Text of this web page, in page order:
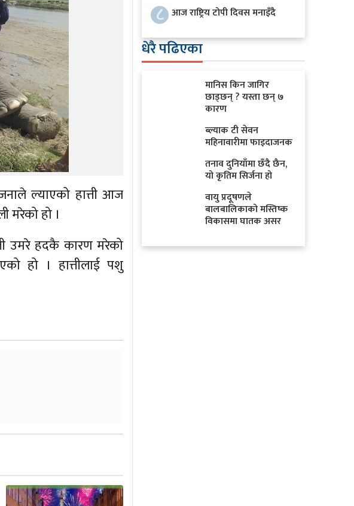
ल्याएको हात्ती आज
मरेको हो ।
उमरे हदकै कारण मरेको
हो । हात्तीलाई पशु
८ आज राष्ट्रिय टोपी दिवस मनाइँदै
धेरै पढिएका
मानिस किन जागिर
छाड्छन् ? यस्ता छन् ७
कारण
ब्ल्याक टी सेवन
महिनावारीमा फाइदाजनक
तनाव दुनियाँमा छँदै छैन,
यो कृतिम सिर्जना हो
वायु प्रदूषणले
बालबालिकाको मस्तिष्क
विकासमा घातक असर